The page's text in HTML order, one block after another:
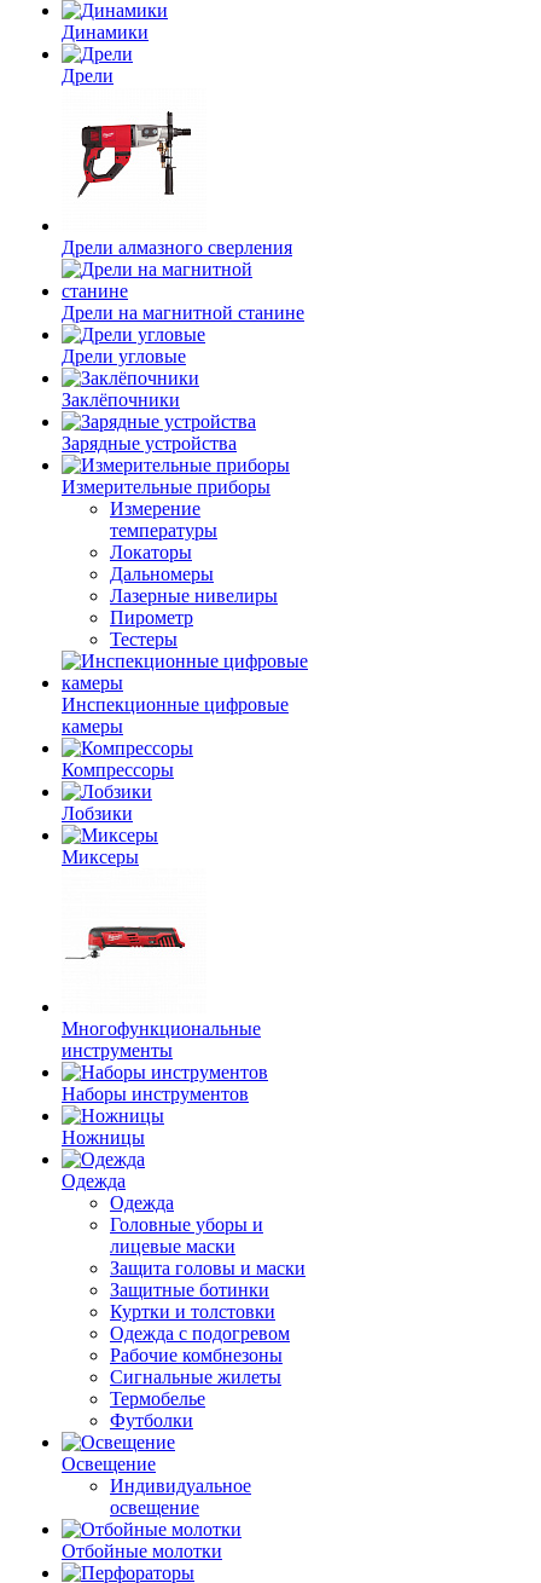
Динамики
Дрели
Дрели алмазного сверления
Дрели на магнитной станине
Дрели угловые
Заклёпочники
Зарядные устройства
Измерительные приборы
Измерение
температуры
Локаторы
Дальномеры
Лазерные нивелиры
Пирометр
Тестеры
Инспекционные цифровые
камеры
Компрессоры
Лобзики
Миксеры
Многофункциональные
инструменты
Наборы инструментов
Ножницы
Одежда
Одежда
Головные уборы и
лицевые маски
Защита головы и маски
Защитные ботинки
Куртки и толстовки
Одежда с подогревом
Рабочие комбнезоны
Сигнальные жилеты
Термобелье
Футболки
Освещение
Индивидуальное
освещение
Отбойные молотки